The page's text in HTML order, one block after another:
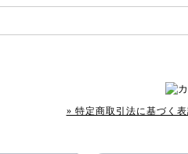
» 特定商取引法に基づく